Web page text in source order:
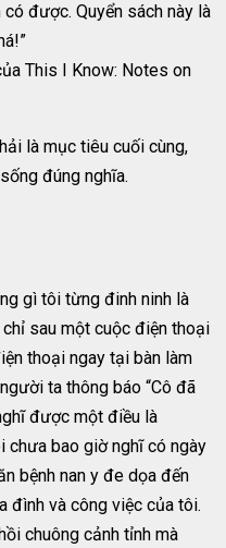
được. Quyển sách này là
This I Know: Notes on
là mục tiêu cuối cùng,
đúng nghĩa.
gì tôi từng đinh ninh là
sau một cuộc điện thoại
thoại ngay tại bàn làm
ta thông báo “Cô đã
được một điều là
chưa bao giờ nghĩ có ngày
bệnh nan y đe dọa đến
đình và công việc của tôi.
chuông cảnh tỉnh mà